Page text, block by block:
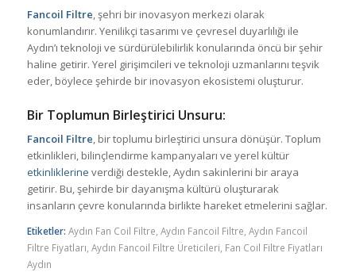
Fancoil Filtre, şehri bir inovasyon merkezi olarak
konumlandırır. Yenilikçi tasarımı ve çevresel duyarlılığı ile
Aydın’ı teknoloji ve sürdürülebilirlik konularında öncü bir şehir
haline getirir. Yerel girişimcileri ve teknoloji uzmanlarını teşvik
eder, böylece şehirde bir inovasyon ekosistemi oluşturur.
Bir Toplumun Birleştirici Unsuru:
Fancoil Filtre, bir toplumu birleştirici unsura dönüşür. Toplum
etkinlikleri, bilinçlendirme kampanyaları ve yerel kültür
etkinliklerine verdiği destekle, Aydın sakinlerini bir araya
getirir. Bu, şehirde bir dayanışma kültürü oluşturarak
insanların çevre konularında birlikte hareket etmelerini sağlar.
Etiketler: Aydın Fan Coil Filtre Aydın Fancoil Filtre Aydın Fancoil
Filtre Fiyatları Aydın Fancoil Filtre Üreticileri Fan Coil Filtre Fiyatları
Aydın